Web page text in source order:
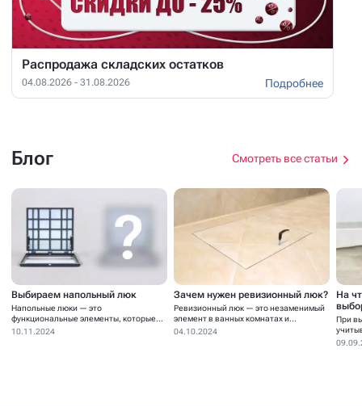
Распродажа складских остатков
04.08.2026 - 31.08.2026 Подробнее
Блог Смотреть все статьи
Выбираем напольный люк
Напольные люки — это
функциональные элементы, которые
устанавливаются для...
10.11.2024
Зачем нужен ревизионный люк?
Ревизионный люк — это незаменимый
элемент в ванных комнатах и...
04.10.2024
На
При